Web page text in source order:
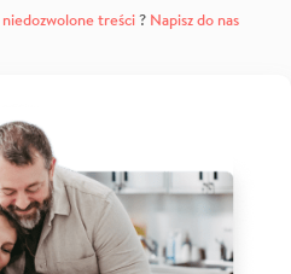
niedozwolone treści? Napisz do nas